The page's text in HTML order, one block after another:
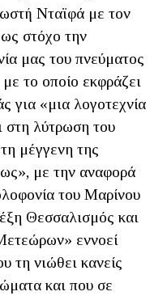
Νταϊφά με τον
στόχο την
μας του πνεύματος
το οποίο εκφράζει
για «μια λογοτεχνία
στη λύτρωση του
μέγγενη της
με την αναφορά
του Μαρίνου
Θεσσαλισμός και
εννοεί
τη νιώθει κανείς
και που σε